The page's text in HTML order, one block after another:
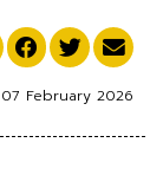
07 February 2026